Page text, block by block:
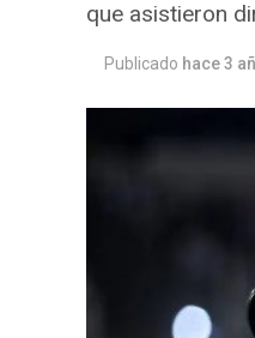
que asistieron
Publicado hace 3